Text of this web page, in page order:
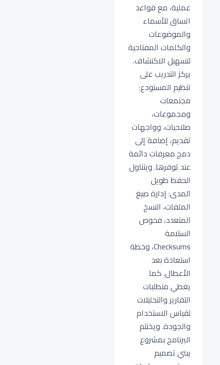
عملية، مع قواعد
اتساق للأسماء
والموضوعات
والكلمات المفتاحية
لتسهيل الاكتشاف.
يركز التدريب على
تنظيم المستودع:
مجتمعات
ومجموعات،
صلاحيات، وواجهات
تقديم، إضافة إلى
دمج معرفات دائمة
عند توفرها. ويتناول
الحفظ طويل
المدى: إدارة صيغ
الملفات، النسخ
المتعدد، فحوص
السلامة
Checksums، وخطة
استعادة بعد
الأعطال. كما
يغطي متطلبات
التقارير والتحليلات
لقياس الاستخدام
والجودة. ويختتم
البرنامج بمشروع
يبني تصميم